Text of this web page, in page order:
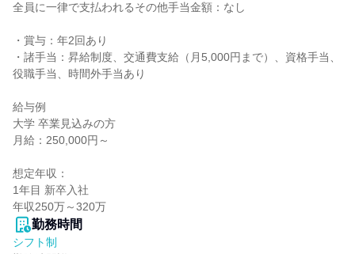
全員に一律で支払われるその他手当金額：なし
・賞与：年2回あり
・諸手当：昇給制度、交通費支給（月5,000円まで）、資格手当、
役職手当、時間外手当あり
給与例
大学 卒業見込みの方
月給：250,000円～
想定年収：
1年目 新卒入社
年収250万～320万
勤務時間
シフト制